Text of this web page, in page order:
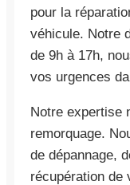
pour la
véhicule. Notre
de 9h à 17h,
vos urgences
Notre expertise
remorquage.
de dépannage,
récupération de